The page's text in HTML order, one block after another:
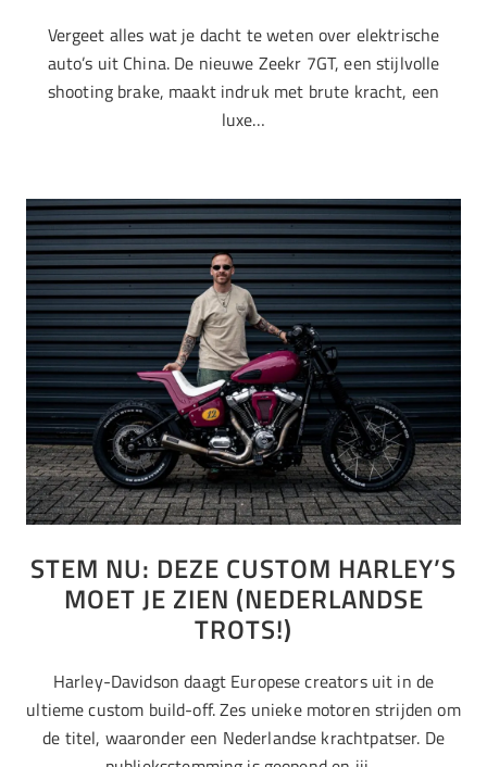
Vergeet alles wat je dacht te weten over elektrische
auto’s uit China. De nieuwe Zeekr 7GT, een stijlvolle
shooting brake, maakt indruk met brute kracht, een
luxe…
STEM NU: DEZE CUSTOM HARLEY’S
MOET JE ZIEN (NEDERLANDSE
TROTS!)
Harley-Davidson daagt Europese creators uit in de
ultieme custom build-off. Zes unieke motoren strijden om
de titel, waaronder een Nederlandse krachtpatser. De